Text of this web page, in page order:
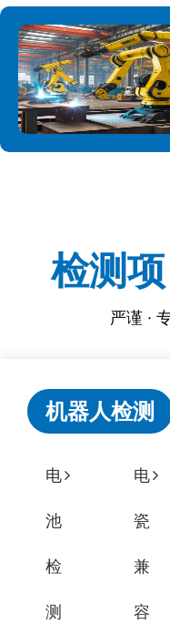
检测
严谨 ·
机器人检测
电
池
检
测
电
瓷
兼
容